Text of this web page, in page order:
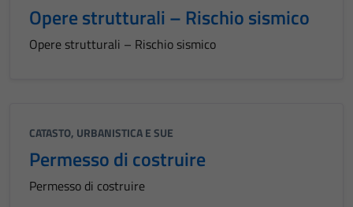
Opere strutturali – Rischio sismico
Opere strutturali – Rischio sismico
CATASTO, URBANISTICA E SUE
Permesso di costruire
Permesso di costruire